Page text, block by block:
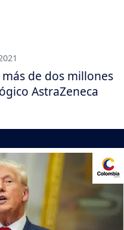
de dos millones
AstraZeneca